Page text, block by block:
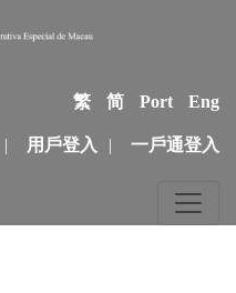
繁 简 Port Eng
| 用戶登入 | 一戶通登入